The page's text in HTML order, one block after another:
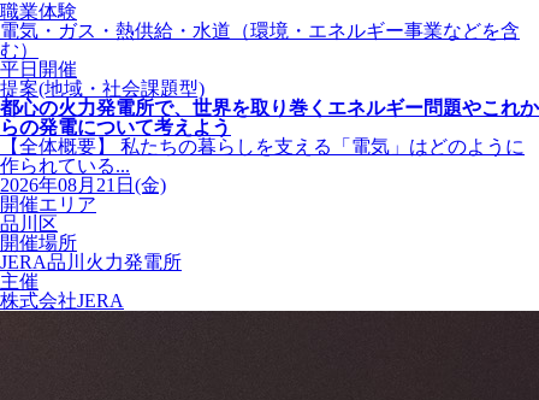
職業体験
電気・ガス・熱供給・水道（環境・エネルギー事業などを含
む）
平日開催
提案(地域・社会課題型)
都心の火力発電所で、世界を取り巻くエネルギー問題やこれか
らの発電について考えよう
【全体概要】 私たちの暮らしを支える「電気」はどのように
作られている...
2026年08月21日(金)
開催エリア
品川区
開催場所
JERA品川火力発電所
主催
株式会社JERA